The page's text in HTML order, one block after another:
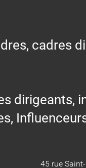
cadres
dirigeants,
45 rue